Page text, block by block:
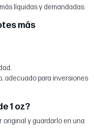
líquidas y demandadas.
más
adecuado para inversiones
1 oz?
original y guardarlo en una